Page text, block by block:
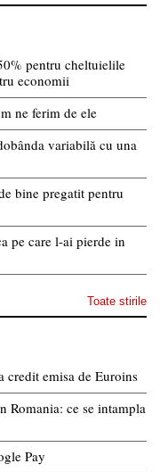
pentru cheltuielile
economii
ne ferim de ele
variabilă cu una
bine pregatit pentru
pe care l-ai pierde in
Toate stirile
credit emisa de Euroins
Romania: ce se intampla
Pay